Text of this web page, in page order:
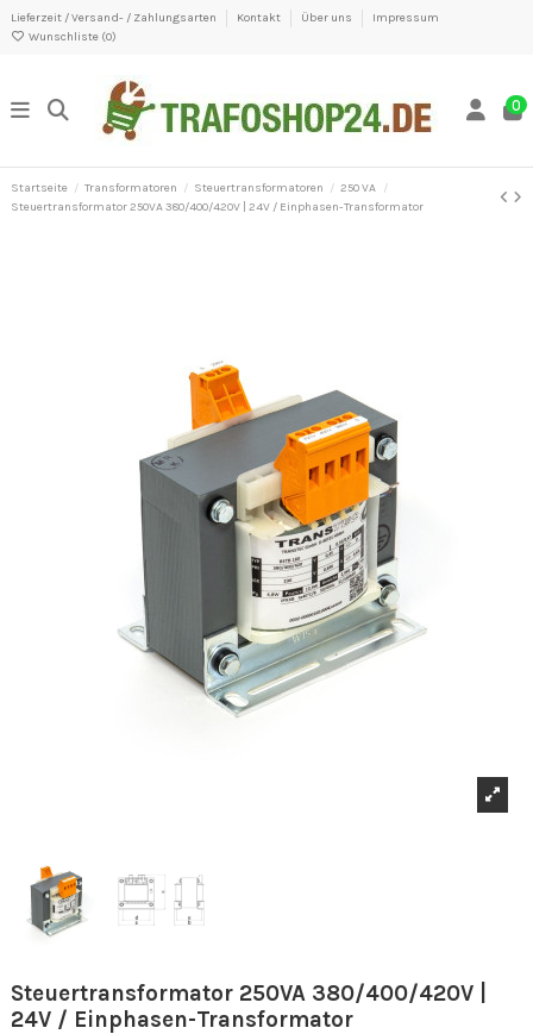
Lieferzeit / Versand- / Zahlungsarten Kontakt Über uns
Impressum
Wunschliste (0)
0
Startseite Transformatoren Steuertransformatoren
250 VA
Steuertransformator 250VA 380/400/420V | 24V / Einphasen-Transformator
Steuertransformator 250VA 380/400/420V |
24V / Einphasen-Transformator